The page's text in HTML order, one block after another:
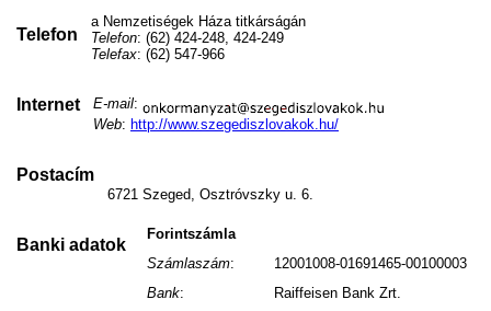
Telefon
a Nemzetiségek Háza titkárságán
Telefon: (62) 424-248, 424-249
Telefax: (62) 547-966
Internet E-mail:
Web: http://www.szegediszlovakok.hu/
Postacím
6721 Szeged, Osztróvszky u. 6.
Banki adatok
Forintszámla
Számlaszám:
12001008-01691465-00100003
Bank:
Raiffeisen Bank Zrt.